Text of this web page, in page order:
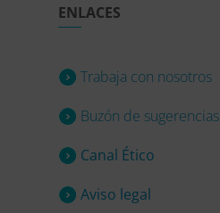
ENLACES
Trabaja con nosotros
Buzón de sugerencias
Canal Ético
Aviso legal